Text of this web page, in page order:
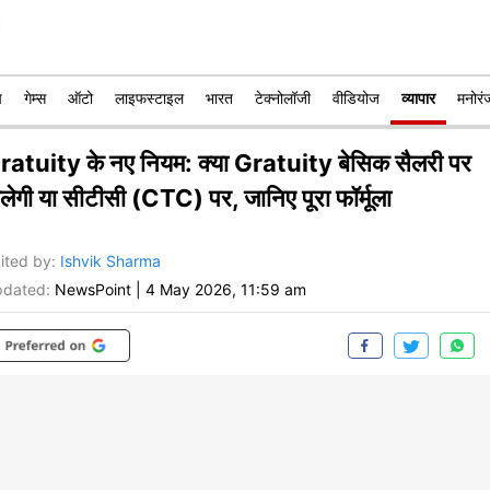
गेम्स ऑटो लाइफस्टाइल भारत टेक्नोलॉजी वीडियोज व्यापार
के नए नियम: क्या Gratuity बेसिक सैलरी पर
या सीटीसी (CTC) पर, जानिए पूरा फॉर्मूला
by: Ishvik Sharma
NewsPoint 4 May 2026, 11:59 am